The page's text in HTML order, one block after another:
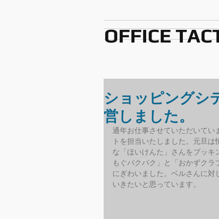
OFFICE
ショッピングシ
営しました。
通年お仕事させていただいて
トを担当いたしました。元旦
な「ほいけんた」さんをブッ
もぐパクパク」と「おかずク
にぎわいました。ベルさんに
いきたいと思っています。